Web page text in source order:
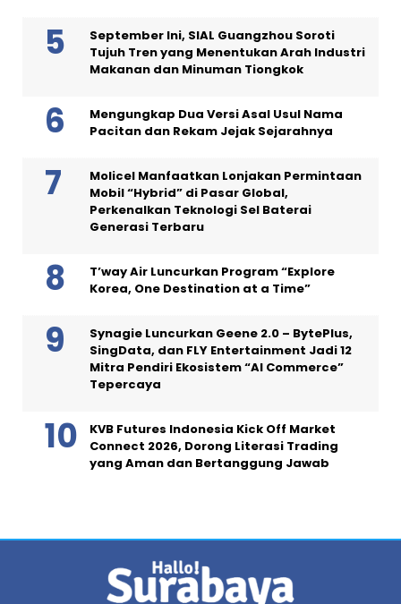
September Ini, SIAL Guangzhou Soroti
Tujuh Tren yang Menentukan Arah Industri
Makanan dan Minuman Tiongkok
Mengungkap Dua Versi Asal Usul Nama
Pacitan dan Rekam Jejak Sejarahnya
Molicel Manfaatkan Lonjakan Permintaan
Mobil “Hybrid” di Pasar Global,
Perkenalkan Teknologi Sel Baterai
Generasi Terbaru
T’way Air Luncurkan Program “Explore
Korea, One Destination at a Time”
Synagie Luncurkan Geene 2.0 – BytePlus,
SingData, dan FLY Entertainment Jadi 12
Mitra Pendiri Ekosistem “AI Commerce”
Tepercaya
KVB Futures Indonesia Kick Off Market
Connect 2026, Dorong Literasi Trading
yang Aman dan Bertanggung Jawab